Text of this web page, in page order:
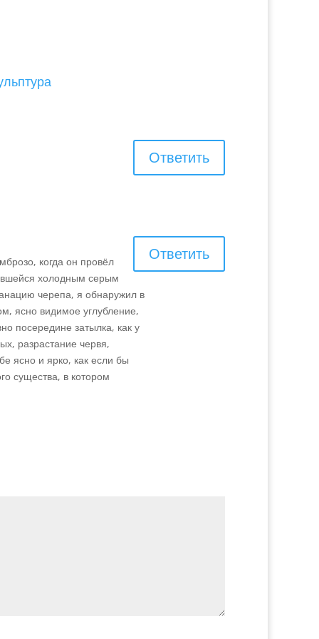
Ответить
когда он провёл
холодным серым
черепа, я обнаружил в
ясно видимое углубление,
посередине затылка, как у
разрастание червя,
ясно и ярко, как если бы
существа, в котором
Ответить